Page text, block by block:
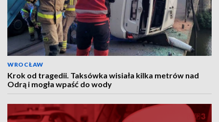
WROCŁAW
Krok od tragedii. Taksówka wisiała kilka metrów nad
Odrą i mogła wpaść do wody